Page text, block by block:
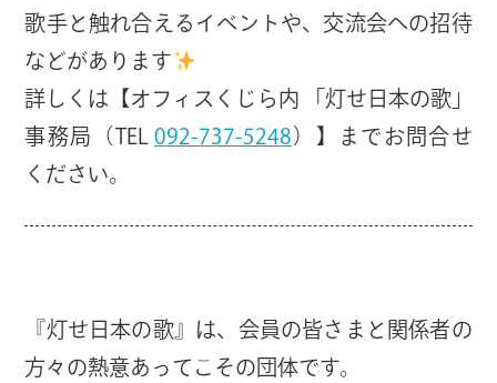
歌手と触れ合えるイベントや、交流会への招待
などがあります
詳しくは【オフィスくじら内 「灯せ日本の歌」
事務局（TEL092-737-5248 ）】までお問合せ
ください。
『灯せ日本の歌』は、会員の皆さまと関係者の
方々の熱意あってこその団体です。